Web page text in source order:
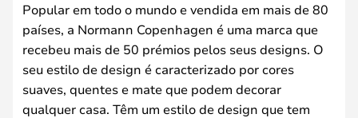
Popular em todo o mundo e vendida em mais de 80
países, a Normann Copenhagen é uma marca que
recebeu mais de 50 prémios pelos seus designs. O
seu estilo de design é caracterizado por cores
suaves, quentes e mate que podem decorar
qualquer casa. Têm um estilo de design que tem